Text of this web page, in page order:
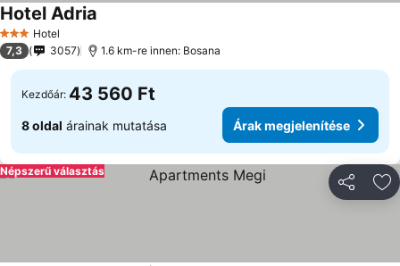
3 Kategória
Hotel
Hotel Adria
7,3 3057 1.6 km-re innen: Bosana
Kezdőár: 43 560 Ft
8 oldal árainak mutatása Árak megjelenítése
Népszerű választás